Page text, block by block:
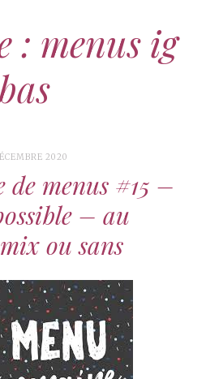
: menus ig
2020
de menus #15 –
– au
ou sans